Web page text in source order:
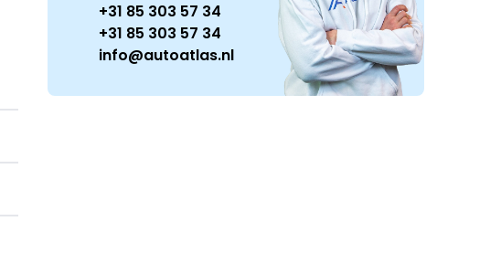
+31 85 303 57 34
+31 85 303 57 34
info@autoatlas.nl